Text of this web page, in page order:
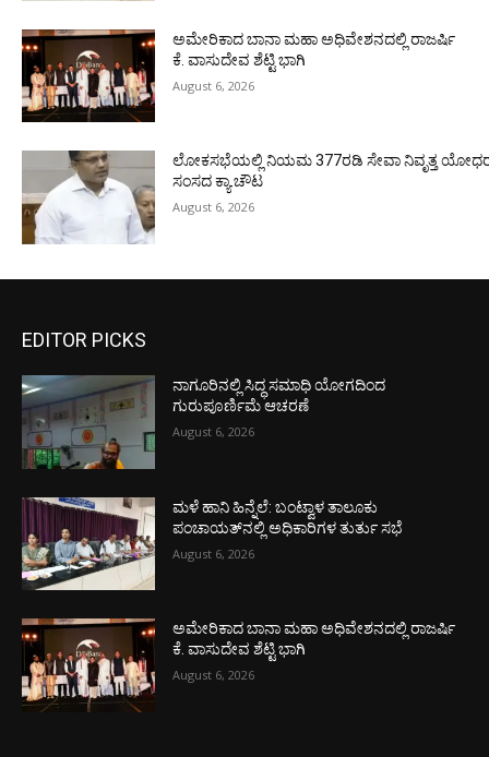
ಅಮೇರಿಕಾದ ಬಾನಾ ಮಹಾ ಅಧಿವೇಶನದಲ್ಲಿ ರಾಜರ್ಷಿ
ಕೆ. ವಾಸುದೇವ ಶೆಟ್ಟಿ ಭಾಗಿ
August 6, 2026
ಲೋಕಸಭೆಯಲ್ಲಿ ನಿಯಮ 377ರಡಿ ಸೇವಾ ನಿವೃತ್ತ
ಸಂಸದ ಕ್ಯಾ.ಚೌಟ
August 6, 2026
EDITOR PICKS
ನಾಗೂರಿನಲ್ಲಿ ಸಿದ್ಧ ಸಮಾಧಿ ಯೋಗದಿಂದ
ಗುರುಪೂರ್ಣಿಮೆ ಆಚರಣೆ
August 6, 2026
ಮಳೆ ಹಾನಿ ಹಿನ್ನೆಲೆ: ಬಂಟ್ವಾಳ ತಾಲೂಕು
ಪಂಚಾಯತ್‌ನಲ್ಲಿ ಅಧಿಕಾರಿಗಳ ತುರ್ತು ಸಭೆ
August 6, 2026
ಅಮೇರಿಕಾದ ಬಾನಾ ಮಹಾ ಅಧಿವೇಶನದಲ್ಲಿ ರಾಜರ್ಷಿ
ಕೆ. ವಾಸುದೇವ ಶೆಟ್ಟಿ ಭಾಗಿ
August 6, 2026